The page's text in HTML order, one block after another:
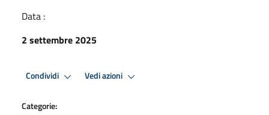
Data :
2 settembre 2025
Condividi Vedi azioni
Categorie: